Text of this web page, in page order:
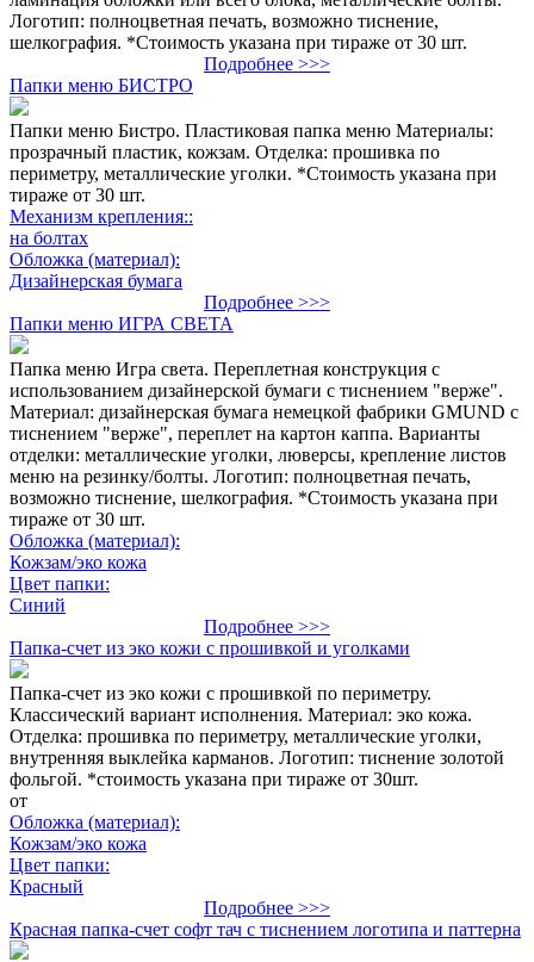
Логотип: полноцветная печать, возможно тиснение,
шелкография. *Стоимость указана при тираже от 30 шт.
Подробнее >>>
Папки меню БИСТРО
Папки меню Бистро. Пластиковая папка меню Материалы:
прозрачный пластик, кожзам. Отделка: прошивка по
периметру, металлические уголки. *Стоимость указана при
тираже от 30 шт.
Механизм крепления::
на болтах
Обложка (материал):
Дизайнерская бумага
Подробнее >>>
Папки меню ИГРА СВЕТА
Папка меню Игра света. Переплетная конструкция с
использованием дизайнерской бумаги с тиснением "верже".
Материал: дизайнерская бумага немецкой фабрики GMUND с
тиснением "верже", переплет на картон каппа. Варианты
отделки: металлические уголки, люверсы, крепление листов
меню на резинку/болты. Логотип: полноцветная печать,
возможно тиснение, шелкография. *Стоимость указана при
тираже от 30 шт.
Обложка (материал):
Кожзам/эко кожа
Цвет папки:
Синий
Подробнее >>>
Папка-счет из эко кожи с прошивкой и уголками
Папка-счет из эко кожи с прошивкой по периметру.
Классический вариант исполнения. Материал: эко кожа.
Отделка: прошивка по периметру, металлические уголки,
внутренняя выклейка карманов. Логотип: тиснение золотой
фольгой. *стоимость указана при тираже от 30шт.
от
Обложка (материал):
Кожзам/эко кожа
Цвет папки:
Красный
Подробнее >>>
Красная папка-счет софт тач с тиснением логотипа и паттерна